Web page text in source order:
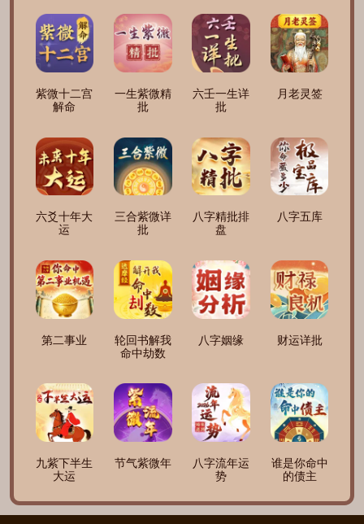
紫微十二宫
解命
一生紫微精
批
六壬一生详
批
月老灵签
六爻十年大
运
三合紫微详
批
八字精批排
盘
八字五库
第二事业
轮回书解我
命中劫数
八字姻缘 财运详批
九紫下半生
大运
节气紫微年
八字流年运
势
谁是你命中
的债主
29分钟之前
s*un🦓 购买了测算